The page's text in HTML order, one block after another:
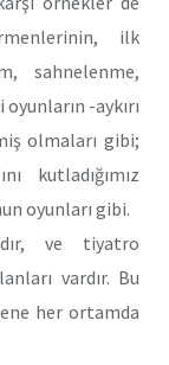
ilk
sahnelenme,
-aykırı
olmaları gibi;
kutladığımız
oyunları gibi.
ve tiyatro
vardır. Bu
her ortamda